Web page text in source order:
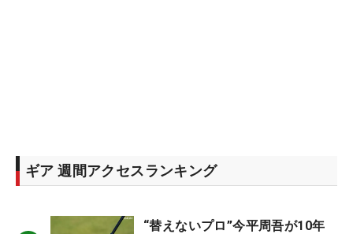
ギア 週間アクセスランキング
“替えないプロ”今平周吾が10年